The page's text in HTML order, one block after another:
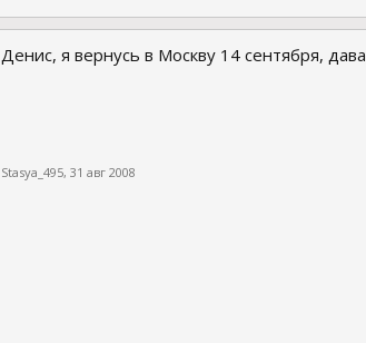
Денис, я вернусь в Москву 14 сентября,
Stasya_495, 31 авг 2008